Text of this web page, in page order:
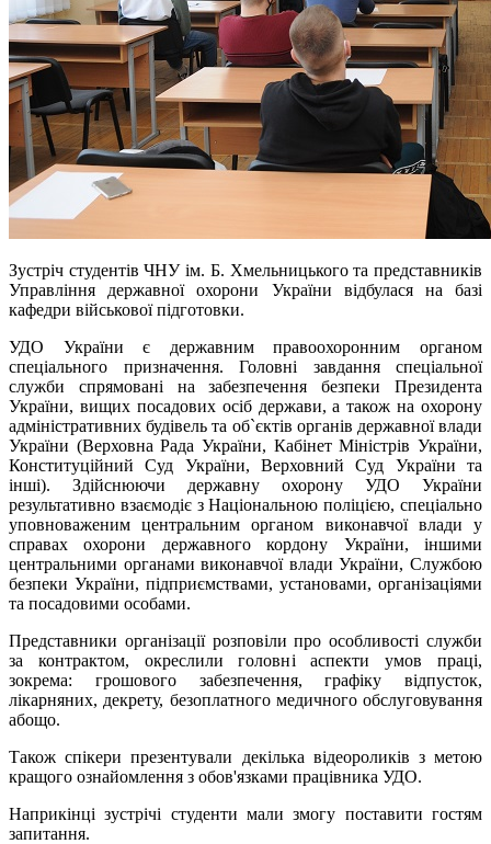
Зустріч студентів ЧНУ ім. Б. Хмельницького та представників
Управління державної охорони України відбулася на базі
кафедри військової підготовки.
УДО України є державним правоохоронним органом
спеціального призначення. Головні завдання спеціальної
служби спрямовані на забезпечення безпеки Президента
України, вищих посадових осіб держави, а також на охорону
адміністративних будівель та об`єктів органів державної влади
України (Верховна Рада України, Кабінет Міністрів України,
Конституційний Суд України, Верховний Суд України та
інші). Здійснюючи державну охорону УДО України
результативно взаємодіє з Національною поліцією, спеціально
уповноваженим центральним органом виконавчої влади у
справах охорони державного кордону України, іншими
центральними органами виконавчої влади України, Службою
безпеки України, підприємствами, установами, організаціями
та посадовими особами.
Представники організації розповіли про особливості служби
за контрактом, окреслили головні аспекти умов праці,
зокрема: грошового забезпечення, графіку відпусток,
лікарняних, декрету, безоплатного медичного обслуговування
абощо.
Також спікери презентували декілька відеороликів з метою
кращого ознайомлення з обов'язками працівника УДО.
Наприкінці зустрічі студенти мали змогу поставити гостям
запитання.